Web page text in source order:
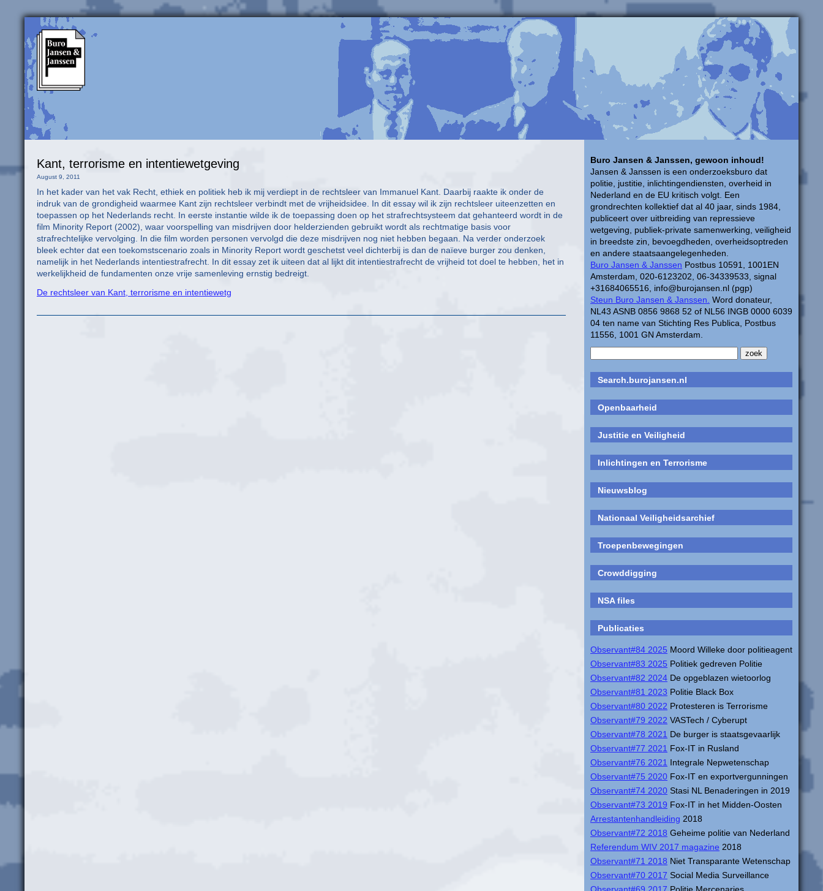
Buro Jansen & Janssen, gewoon inhoud!
Jansen & Janssen is een onderzoeksburo dat
politie, justitie, inlichtingendiensten, overheid in
Nederland en de EU kritisch volgt. Een
grondrechten kollektief dat al 40 jaar, sinds 1984,
publiceert over uitbreiding van repressieve
wetgeving, publiek-private samenwerking, veiligheid
in breedste zin, bevoegdheden, overheidsoptreden
en andere staatsaangelegenheden.
Buro Jansen & Janssen Postbus 10591, 1001EN
Amsterdam, 020-6123202, 06-34339533, signal
+31684065516, info@burojansen.nl (pgp)
Steun Buro Jansen & Janssen. Word donateur,
NL43 ASNB 0856 9868 52 of NL56 INGB 0000 6039
04 ten name van Stichting Res Publica, Postbus
11556, 1001 GN Amsterdam.
Search.burojansen.nl
Openbaarheid
Justitie en Veiligheid
Inlichtingen en Terrorisme
Nieuwsblog
Nationaal Veiligheidsarchief
Troepenbewegingen
Crowddigging
NSA files
Publicaties
Observant#84 2025 Moord Willeke door politieagent
Observant#83 2025 Politiek gedreven Politie
Observant#82 2024 De opgeblazen wietoorlog
Observant#81 2023 Politie Black Box
Observant#80 2022 Protesteren is Terrorisme
Observant#79 2022 VASTech / Cyberupt
Observant#78 2021 De burger is staatsgevaarlijk
Observant#77 2021 Fox-IT in Rusland
Observant#76 2021 Integrale Nepwetenschap
Observant#75 2020 Fox-IT en exportvergunningen
Observant#74 2020 Stasi NL Benaderingen in 2019
Observant#73 2019 Fox-IT in het Midden-Oosten
Arrestantenhandleiding 2018
Observant#72 2018 Geheime politie van Nederland
Referendum WIV 2017 magazine 2018
Observant#71 2018 Niet Transparante Wetenschap
Observant#70 2017 Social Media Surveillance
Kant, terrorisme en intentiewetgeving
August 9, 2011
In het kader van het vak Recht, ethiek en politiek heb ik mij verdiept in de rechtsleer van Immanuel Kant. Daarbij raakte ik onder de
indruk van de grondigheid waarmee Kant zijn rechtsleer verbindt met de vrijheidsidee. In dit essay wil ik zijn rechtsleer uiteenzetten en
toepassen op het Nederlands recht. In eerste instantie wilde ik de toepassing doen op het strafrechtsysteem dat gehanteerd wordt in de
film Minority Report (2002), waar voorspelling van misdrijven door helderzienden gebruikt wordt als rechtmatige basis voor
strafrechtelijke vervolging. In die film worden personen vervolgd die deze misdrijven nog niet hebben begaan. Na verder onderzoek
bleek echter dat een toekomstscenario zoals in Minority Report wordt geschetst veel dichterbij is dan de naïeve burger zou denken,
namelijk in het Nederlands intentiestrafrecht. In dit essay zet ik uiteen dat al lijkt dit intentiestrafrecht de vrijheid tot doel te hebben, het in
werkelijkheid de fundamenten onze vrije samenleving ernstig bedreigt.
De rechtsleer van Kant, terrorisme en intentiewetg